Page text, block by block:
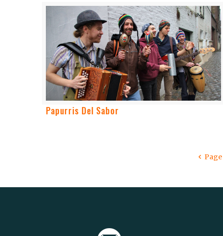
Papurris Del Sabor